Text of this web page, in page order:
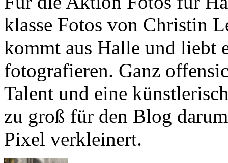
klasse Fotos von Christin
kommt aus Halle und liebt
fotografieren. Ganz
Talent und eine
zu groß für den Blog
Pixel verkleinert.